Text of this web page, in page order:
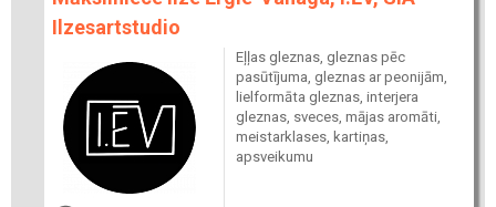
Ilzesartstudio
Eļļas gleznas, gleznas pēc
pasūtījuma, gleznas ar peonijām,
lielformāta gleznas, interjera
gleznas, sveces, mājas aromāti,
meistarklases, kartiņas,
apsveikumu